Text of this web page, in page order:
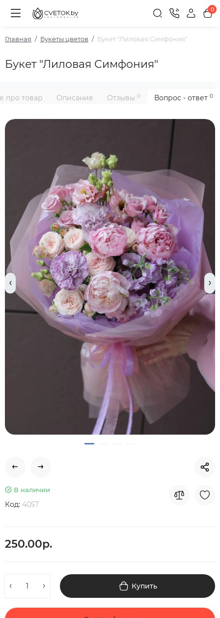
0
Главная Букеты цветов Букет "Лиловая Симфония"
Букет "Лиловая Симфония"
про товар Описание Отзывы 0 Вопрос - ответ 0
В наличии
Код: 4057
250.00р.
Купить